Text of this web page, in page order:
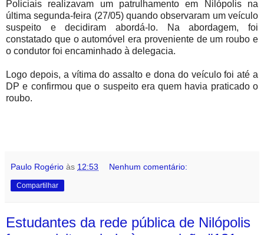
Policiais realizavam um patrulhamento em Nilópolis na
última segunda-feira (27/05) quando observaram um veículo
suspeito e decidiram abordá-lo. Na abordagem, foi
constatado que o automóvel era proveniente de um roubo e
o condutor foi encaminhado à delegacia.
Logo depois, a vítima do assalto e dona do veículo foi até a
DP e confirmou que o suspeito era quem havia praticado o
roubo.
Paulo Rogério às 12:53 Nenhum comentário:
Compartilhar
Estudantes da rede pública de Nilópolis